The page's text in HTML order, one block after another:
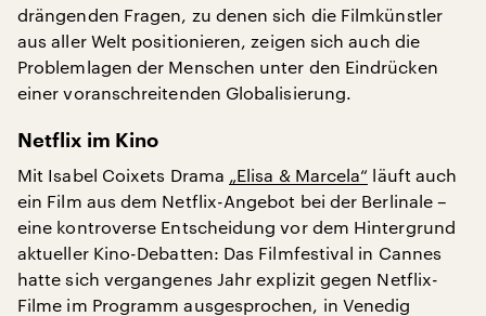
drängenden Fragen, zu denen sich die Filmkünstler
aus aller Welt positionieren, zeigen sich auch die
Problemlagen der Menschen unter den Eindrücken
einer voranschreitenden Globalisierung.
Netflix im Kino
Mit Isabel Coixets Drama „Elisa & Marcela“ läuft auch
ein Film aus dem Netflix-Angebot bei der Berlinale –
eine kontroverse Entscheidung vor dem Hintergrund
aktueller Kino-Debatten: Das Filmfestival in Cannes
hatte sich vergangenes Jahr explizit gegen Netflix-
Filme im Programm ausgesprochen, in Venedig